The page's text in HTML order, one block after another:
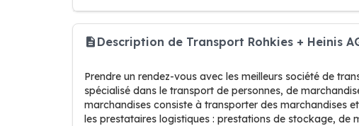
Description de Transport Rohkies + Heinis
Prendre un rendez-vous avec les meilleurs société de
spécialisé dans le transport de personnes, de
marchandises consiste à transporter des marchandises
les prestataires logistiques : prestations de stockage,